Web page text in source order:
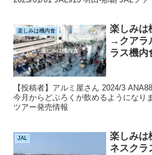
楽しみは機内食
楽しみは
→クアラ
ラス機内
【投稿者】アルミ屋さん 2024/3
今月からどぶろくが飲めるようになり
ツアー発売情報
JAL
楽しみは
ネスクラ